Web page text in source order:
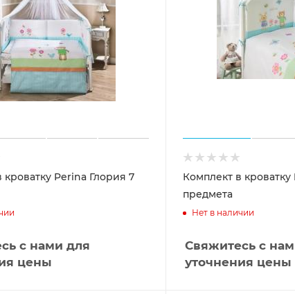
кроватку Perina Глория 7
с нами для
цены
Комплект в
предмета
Нет в наличии
Свяжитесь с
уточнения цены